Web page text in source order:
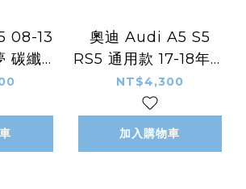
08-13
碳纖維
尾翼
奧迪 Audi A5 S5
RS5 通用款 17-18年式
改裝 卡夢 乾碳纖維 外
觀件 空力套件 大燈 燈
眉
NT$4,300
加入購物車